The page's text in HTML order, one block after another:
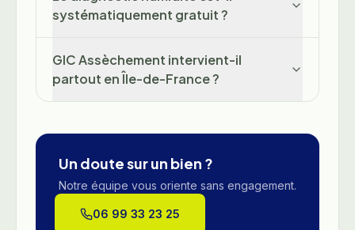
systématiquement gratuit ?
GIC Assèchement intervient-il
partout en Île-de-France ?
Un doute sur un bien ?
Notre équipe vous oriente sans engagement.
06 99 33 23 25